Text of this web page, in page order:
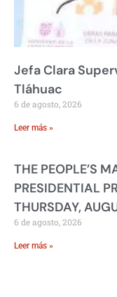
Jefa Clara
Tláhuac
6 de agosto, 2026
Leer más »
THE PEOPLE’S
PRESIDENTIAL
THURSDAY,
6 de agosto, 2026
Leer más »